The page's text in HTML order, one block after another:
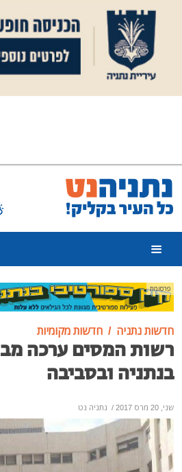
פרסומת
חדשות נתניה חדשות מקומיות
רשות המסים ערכה
בנתניה ובסביבה
שני, 20 מרס 2017 / נתניה נט